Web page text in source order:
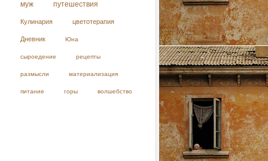
муж путешествия
Кулинария цветотерапия
Дневник Юна
сыроедение рецепты
размысли материализация
питание горы волшебство